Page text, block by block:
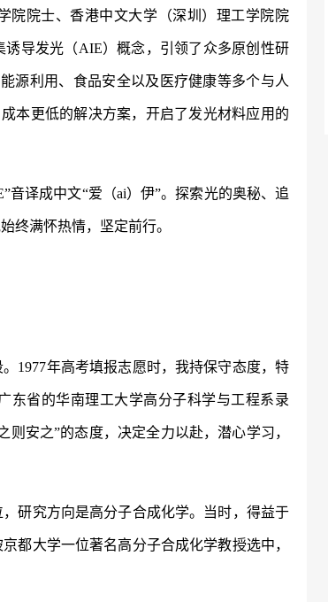
院院士、香港中文大学（深圳）理工学院院
诱导发光（AIE）概念，引领了众多原创性研
源利用、食品安全以及医疗健康等多个与人
本更低的解决方案，开启了发光材料应用的
音译成中文“爱（ai）伊”。探索光的奥秘、追
满怀热情，坚定前行。
1977年高考填报志愿时，我持保守态度，特
东省的华南理工大学高分子科学与工程系录
安之”的态度，决定全力以赴，潜心学习，
研究方向是高分子合成化学。当时，得益于
都大学一位著名高分子合成化学教授选中，